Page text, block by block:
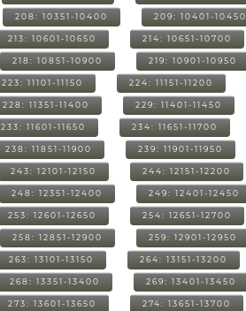
208: 10351-10400 209: 10401-10450
213: 10601-10650 214: 10651-10700
218: 10851-10900 219: 10901-10950
223: 11101-11150 224: 11151-11200
228: 11351-11400 229: 11401-11450
233: 11601-11650 234: 11651-11700
238: 11851-11900 239: 11901-11950
243: 12101-12150 244: 12151-12200
248: 12351-12400 249: 12401-12450
253: 12601-12650 254: 12651-12700
258: 12851-12900 259: 12901-12950
263: 13101-13150 264: 13151-13200
268: 13351-13400 269: 13401-13450
273: 13601-13650 274: 13651-13700